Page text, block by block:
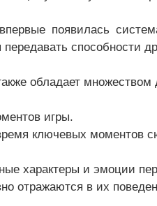
появилась
способности
обладает
игры.
ключевых моментов
характеры и эмоции
отражаются в их